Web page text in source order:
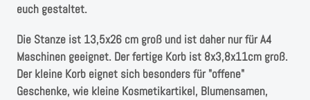
euch gestaltet.
Die Stanze ist 13,5x26 cm groß und ist daher nur für A4
Maschinen geeignet. Der fertige Korb ist 8x3,8x11cm groß.
Der kleine Korb eignet sich besonders für "offene"
Geschenke, wie kleine Kosmetikartikel, Blumensamen,